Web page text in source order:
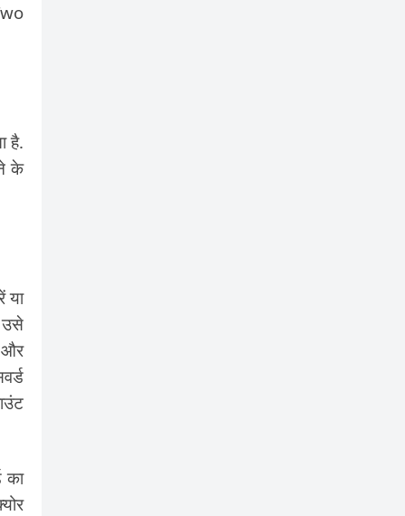
है.
के
या
और
का